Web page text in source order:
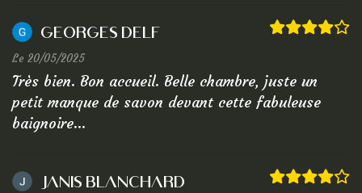
Georges Delf
Le 20/05/2025
Très bien. Bon accueil. Belle chambre, juste un
petit manque de savon devant cette fabuleuse
baignoire...
Janis Blanchard